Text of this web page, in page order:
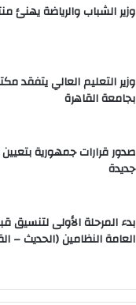
وزير الشباب والرياضة يهنئ
وزير التعليم العالي يتفقد
بجامعة القاهرة
صدور قرارات جمهورية
جديدة
بدء المرحلة الأولى لتنسيق
العامة النظامين (الحديث –